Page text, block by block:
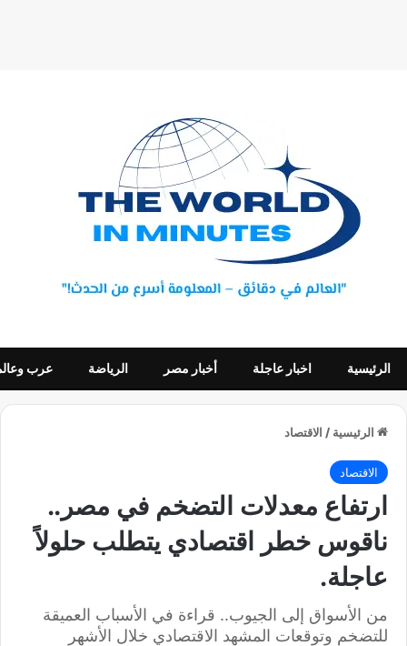
الرئيسية اخبار عاجلة أخبار مصر الرياضة عرب
الرئيسية / الاقتصاد
الاقتصاد
ارتفاع معدلات التضخم في مصر..
ناقوس خطر اقتصادي يتطلب حلولاً
عاجلة.
من الأسواق إلى الجيوب.. قراءة في الأسباب العميقة
للتضخم وتوقعات المشهد الاقتصادي خلال الأشهر